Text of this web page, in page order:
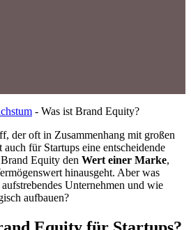
- Was ist Brand Equity?
der oft in Zusammenhang mit großen
für Startups eine entscheidende
Equity den Wert einer Marke,
hinausgeht. Aber was
Unternehmen und wie
aufbauen?